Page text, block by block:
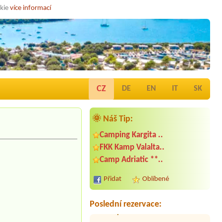
více informací
CZ DE EN IT SK
🌞 Náš Tip:
Camping Kargita ..
FKK Kamp Valalta..
Camp Adriatic **..
Přidat Oblíbené
Poslední rezervace:
Termín od 2026-08-09 |
Draga - Malinska
1x place for car and caravan, el.+water
Termín od 2026-07-31 |
**
1 tent 2 person
Termín od 2026-08-24 |